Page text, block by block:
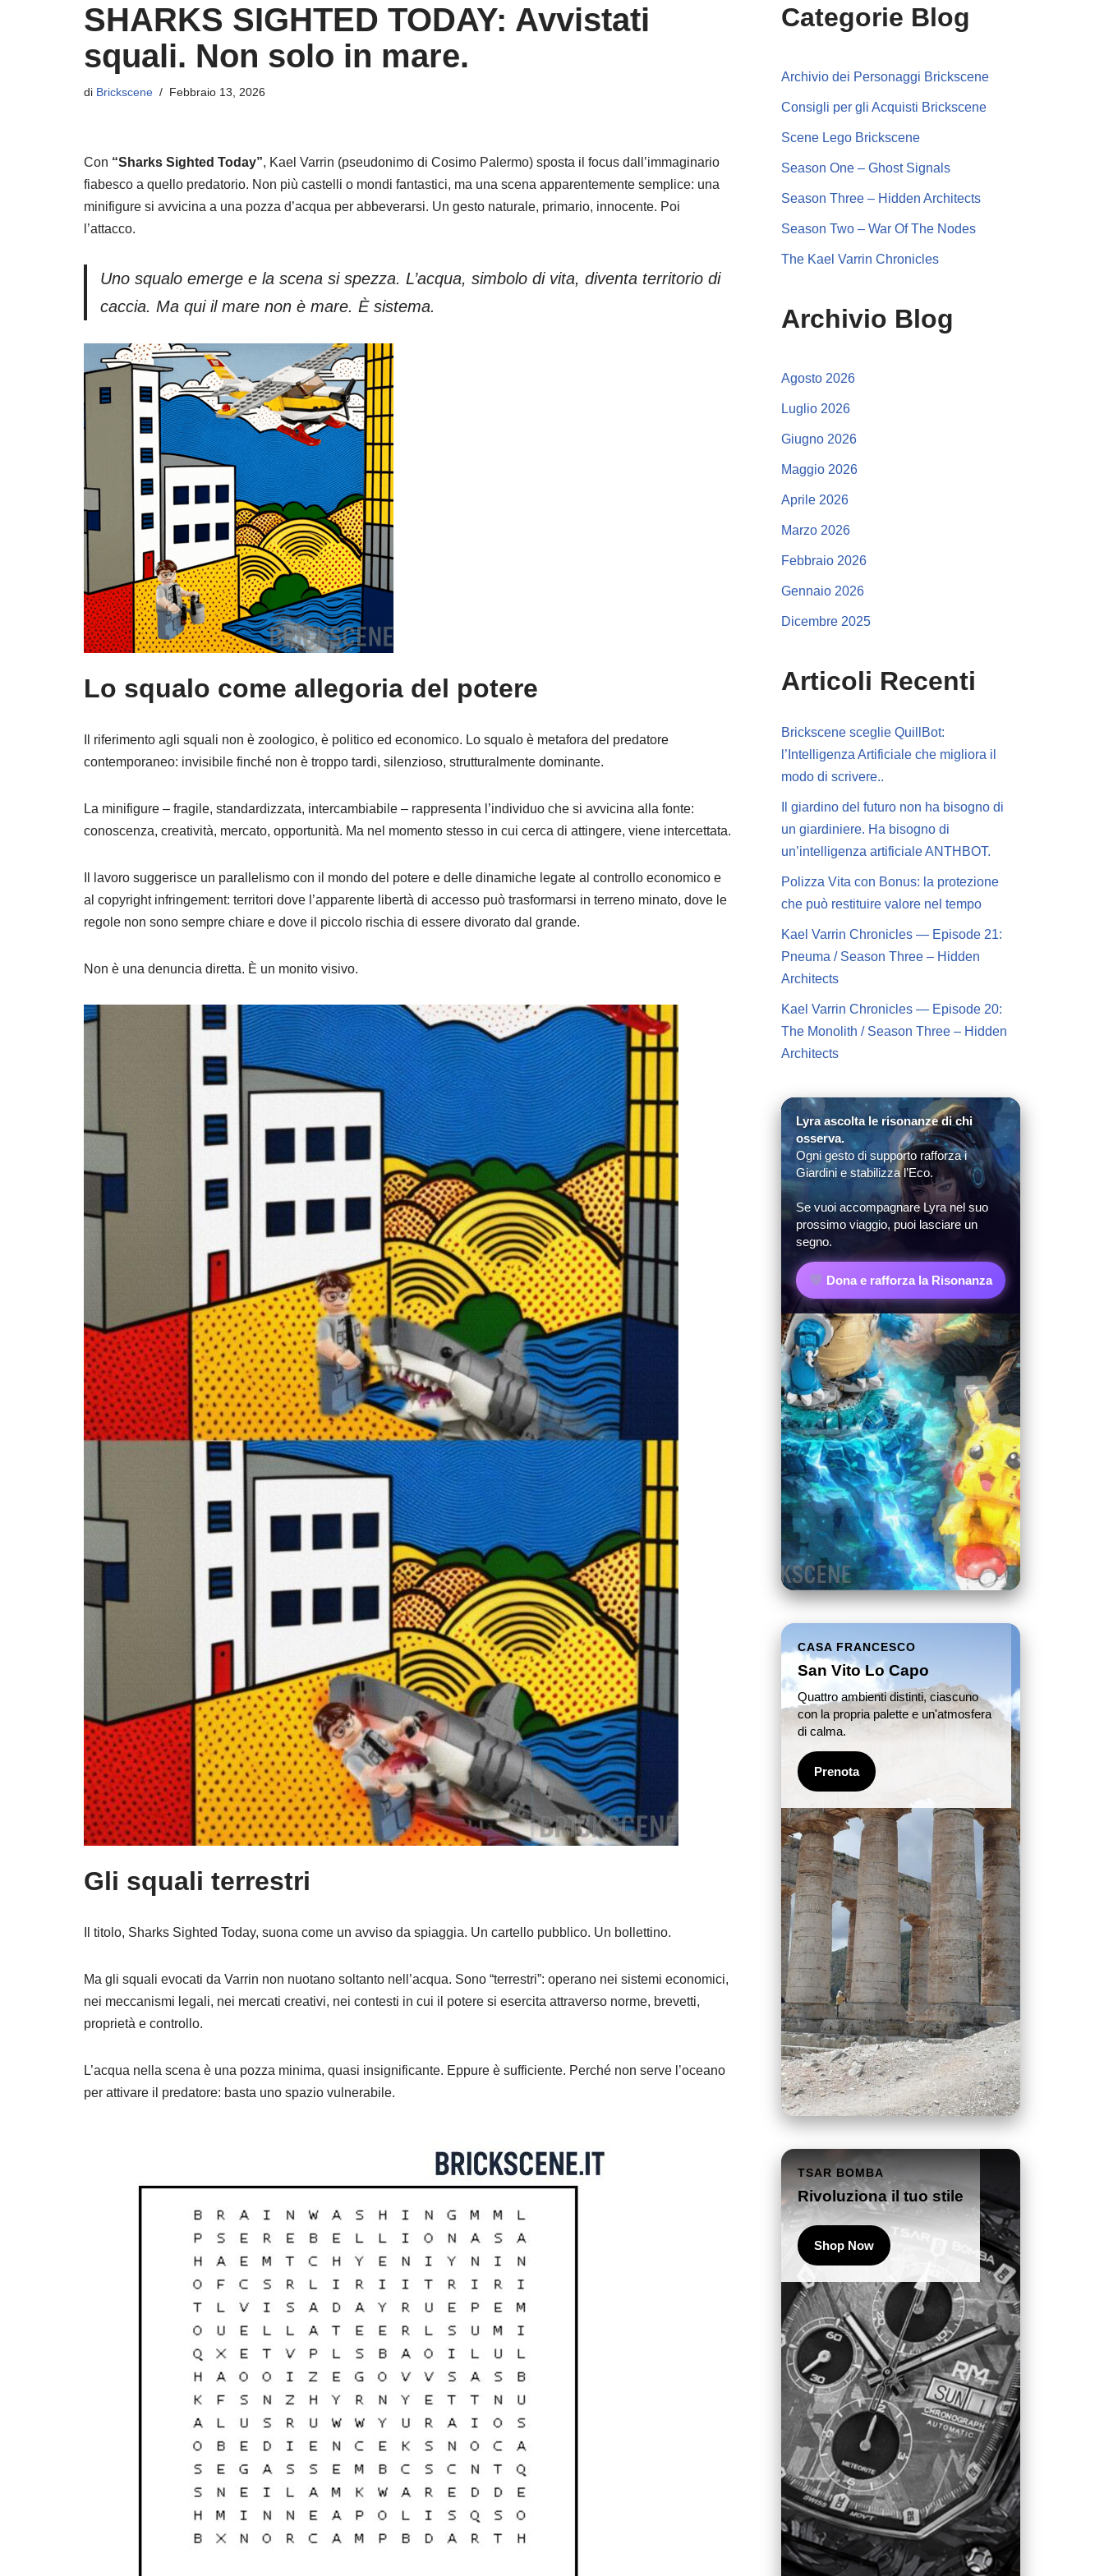
SHARKS SIGHTED TODAY: Avvistati
squali. Non solo in mare.
di Brickscene Febbraio 13, 2026
Con “Sharks Sighted Today”, Kael Varrin (pseudonimo di Cosimo Palermo) sposta il focus dall’immaginario
fiabesco a quello predatorio. Non più castelli o mondi fantastici, ma una scena apparentemente semplice: una
minifigure si avvicina a una pozza d’acqua per abbeverarsi. Un gesto naturale, primario, innocente. Poi
l’attacco.
Uno squalo emerge e la scena si spezza. L’acqua, simbolo di vita, diventa territorio di
caccia. Ma qui il mare non è mare. È sistema.
Lo squalo come allegoria del potere
Il riferimento agli squali non è zoologico, è politico ed economico. Lo squalo è metafora del predatore
contemporaneo: invisibile finché non è troppo tardi, silenzioso, strutturalmente dominante.
La minifigure – fragile, standardizzata, intercambiabile – rappresenta l’individuo che si avvicina alla fonte:
conoscenza, creatività, mercato, opportunità. Ma nel momento stesso in cui cerca di attingere, viene intercettata.
Il lavoro suggerisce un parallelismo con il mondo del potere e delle dinamiche legate al controllo economico e
al copyright infringement: territori dove l’apparente libertà di accesso può trasformarsi in terreno minato, dove le
regole non sono sempre chiare e dove il piccolo rischia di essere divorato dal grande.
Non è una denuncia diretta. È un monito visivo.
Gli squali terrestri
Il titolo, Sharks Sighted Today, suona come un avviso da spiaggia. Un cartello pubblico. Un bollettino.
Ma gli squali evocati da Varrin non nuotano soltanto nell’acqua. Sono “terrestri”: operano nei sistemi economici,
nei meccanismi legali, nei mercati creativi, nei contesti in cui il potere si esercita attraverso norme, brevetti,
proprietà e controllo.
L’acqua nella scena è una pozza minima, quasi insignificante. Eppure è sufficiente. Perché non serve l’oceano
per attivare il predatore: basta uno spazio vulnerabile.
Categorie Blog
Archivio dei Personaggi Brickscene
Consigli per gli Acquisti Brickscene
Scene Lego Brickscene
Season One – Ghost Signals
Season Three – Hidden Architects
Season Two – War Of The Nodes
The Kael Varrin Chronicles
Archivio Blog
Agosto 2026
Luglio 2026
Giugno 2026
Maggio 2026
Aprile 2026
Marzo 2026
Febbraio 2026
Gennaio 2026
Dicembre 2025
Articoli Recenti
Brickscene sceglie QuillBot:
l’Intelligenza Artificiale che migliora il
modo di scrivere..
Il giardino del futuro non ha bisogno di
un giardiniere. Ha bisogno di
un’intelligenza artificiale ANTHBOT.
Polizza Vita con Bonus: la protezione
che può restituire valore nel tempo
Kael Varrin Chronicles — Episode 21:
Pneuma / Season Three – Hidden
Architects
Kael Varrin Chronicles — Episode 20:
The Monolith / Season Three – Hidden
Architects
Lyra ascolta le risonanze di chi
osserva.
Ogni gesto di supporto rafforza i
Giardini e stabilizza l’Eco.
Se vuoi accompagnare Lyra nel suo
prossimo viaggio, puoi lasciare un
segno.
Dona e rafforza la Risonanza
CASA FRANCESCO
San Vito Lo Capo
Quattro ambienti distinti, ciascuno
con la propria palette e un'atmosfera
di calma.
Prenota
TSAR BOMBA
Rivoluziona il tuo stile
Shop Now